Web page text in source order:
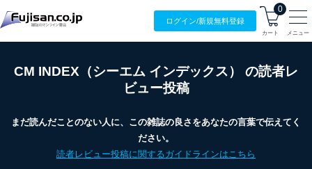
ログイン/新規無料登録
0
カート メニュー
CM INDEX（シーエム インデックス） の読者レ
ビュー投稿
まだ読んだことのない人に、この雑誌の良さをあなたの言葉で伝えてく
ださい。
読者レビュー投稿に関するガイドラインはこちら